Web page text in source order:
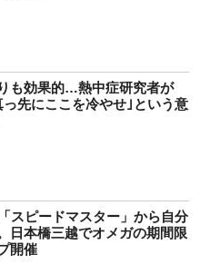
も効果的…熱中症研究者が
っ先にここを冷やせ｣という意
スピードマスター」から自分
日本橋三越でオメガの期間限
開催